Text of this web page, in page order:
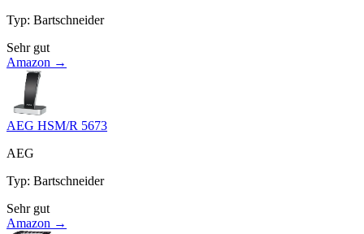
Typ: Bartschneider
Sehr gut
Amazon →
AEG HSM/R 5673
AEG
Typ: Bartschneider
Sehr gut
Amazon →